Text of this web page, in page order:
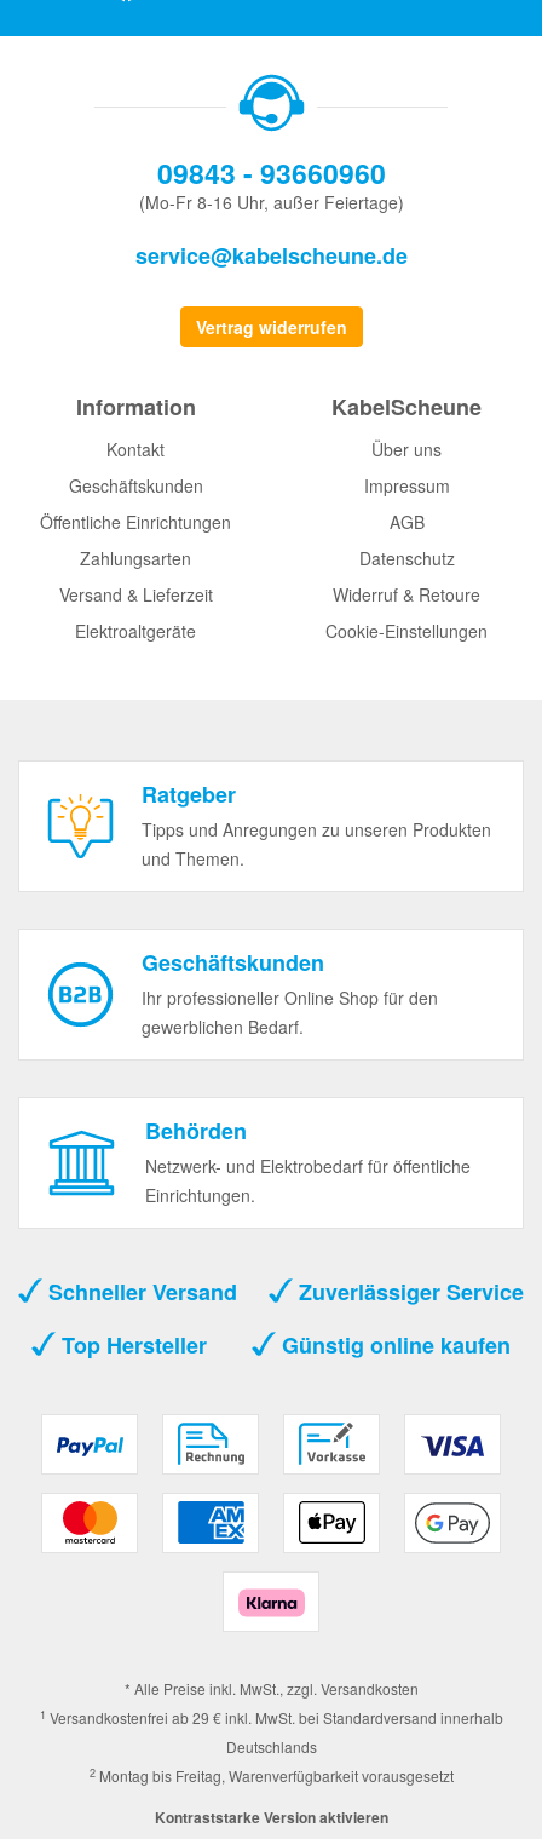
09843 - 93660960
(Mo-Fr 8-16 Uhr, außer Feiertage)
service@kabelscheune.de
Vertrag widerrufen
Information
Kontakt
Geschäftskunden
Öffentliche Einrichtungen
Zahlungsarten
Versand & Lieferzeit
Elektroaltgeräte
KabelScheune
Über uns
Impressum
AGB
Datenschutz
Widerruf & Retoure
Cookie-Einstellungen
Ratgeber
Tipps und Anregungen zu unseren Produkten
und Themen.
Geschäftskunden
Ihr professioneller Online Shop für den
gewerblichen Bedarf.
Behörden
Netzwerk- und Elektrobedarf für öffentliche
Einrichtungen.
Schneller Versand
Zuverlässiger Service
Top Hersteller
Günstig online kaufen
* Alle Preise inkl. MwSt., zzgl. Versandkosten
1 Versandkostenfrei ab 29 € inkl. MwSt. bei Standardversand innerhalb
Deutschlands
2Montag bis Freitag, Warenverfügbarkeit vorausgesetzt
Kontraststarke Version aktivieren